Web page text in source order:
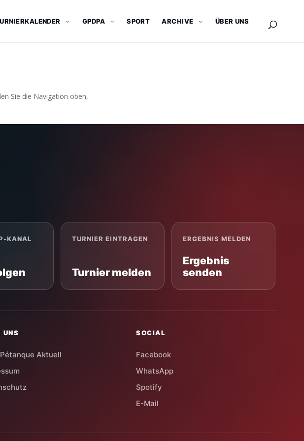
GPDPA SPORT ARCHIVE ÜBER UNS
Sie die Navigation oben,
KANAL TURNIER EINTRAGEN
Turnier melden
ERGEBNIS MELDEN
Ergebnis
senden
UNS
Aktuell
SOCIAL
Facebook
WhatsApp
Spotify
E-Mail